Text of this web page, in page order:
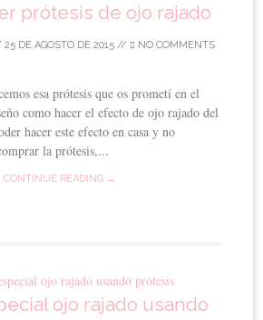
prótesis de ojo rajado
25 DE AGOSTO DE 2015// NO COMMENTS
esa prótesis que os prometí en el
como hacer el efecto de ojo rajado del
hacer este efecto en casa y no
la prótesis,...
CONTINUE READING →
ojo rajado usando